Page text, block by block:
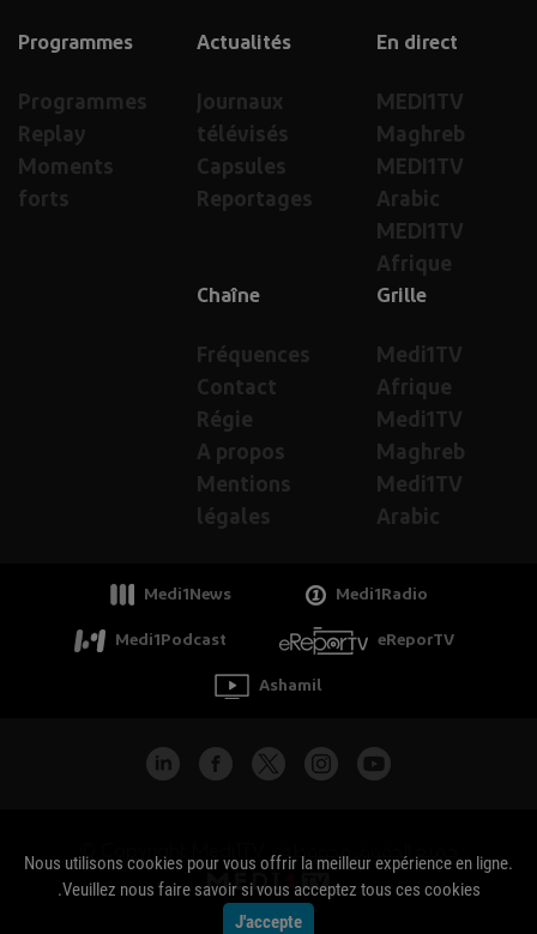
En direct
MEDI1TV
Maghreb
MEDI1TV
Arabic
MEDI1TV
Afrique
Actualités
Journaux
télévisés
Capsules
Reportages
Programmes
Programmes
Replay
Moments
forts
Grille
Medi1TV
Afrique
Medi1TV
Maghreb
Medi1TV
Arabic
Chaîne
Fréquences
Contact
Régie
A propos
Mentions
légales
Medi1News Medi1Radio
Medi1Podcast eReporTV
Ashamil
جميع الحقوق محفوظة - Copyright Medi1TV ©
Nous utilisons cookies pour vous offrir la meilleur expérience en ligne.
Veuillez nous faire savoir si vous acceptez tous ces cookies.
J'accepte